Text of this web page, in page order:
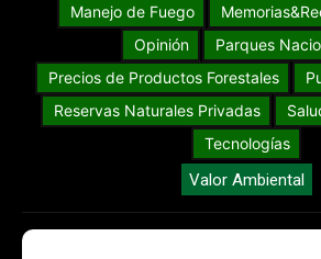
Manejo de Fuego
Opinión
Parques
Precios de Productos Forestales
Reservas Naturales Privadas
Tecnologías
Valor Ambiental